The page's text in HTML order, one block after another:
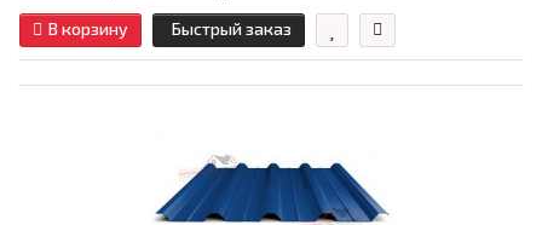
В корзину Быстрый заказ